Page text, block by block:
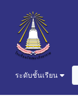
ระดับชั้นเรียน